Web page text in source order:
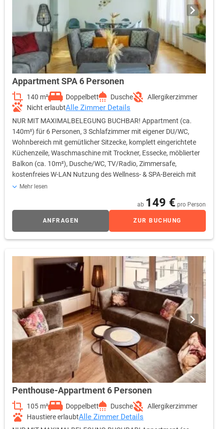
Appartment SPA 6 Personen
140 m² Doppelbett Dusche
Allergikerzimmer
Nicht erlaubtAlle Zimmer Details
NUR MIT MAXIMALBELEGUNG BUCHBAR! Appartment (ca.
140m²) für 6 Personen, 3 Schlafzimmer mit eigener DU/WC,
Wohnbereich mit gemütlicher Sitzecke, komplett eingerichtete
Küchenzeile, Waschmaschine mit Trockner, Essecke, möblierter
Balkon (ca. 10m²), Dusche/WC, TV/Radio, Zimmersafe,
kostenfreies W-LAN Nutzung des Wellness- & SPA-Bereich mit
Pool, Saunen, Panorama-Ruheräumen inklusive! Verfügbare
Wohnbereich mit gemütlicher Sitzecke Flachbild-TV in
Wohnbereich & Schlafzimmer komplett eingerichtete
Trockner Dusche / WC kostenfreies W-LAN möblierter Balkon
Bettwäsche & Handtücher inklusive! Wechsel & Reinigung gegen
Gebühr! Wellnesstasche mit Saunatuch & Slipper gg. Kaution
Hinweis zur Zimmerbelegung: Kinderbetten (0-2 Jahre Aufpreis
15,- € pro Nacht) Hinweis zur Zimmerreinigung: KEINE tägliche
Zimmerreinigung! Auf Wunsch pro Reinigung 50,- € (inkl. Boden,
Bad, Handtuchwechsel, Küche) Auf Wunsch pro Reinigung 70,- €
(zzgl. inkl. Bettwäschewechsel)
Mehr lesen
ab 149 € pro Person
ANFRAGEN ZUR BUCHUNG
Penthouse-Appartment 6 Personen
105 m² Doppelbett Dusche
Allergikerzimmer
Haustiere erlaubtAlle Zimmer Details